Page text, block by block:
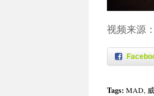
视频来源
Tags: MAD,